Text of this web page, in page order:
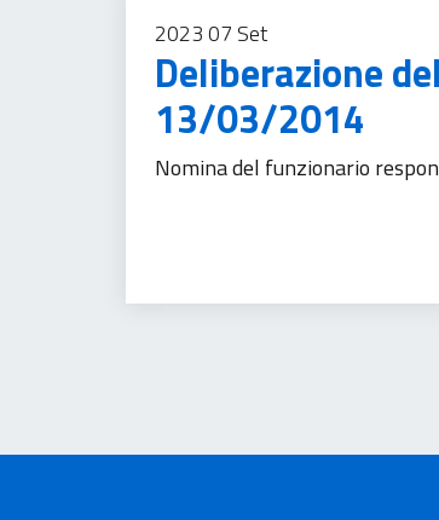
202307Set
Deliberazione
13/03/2014
Nomina del funzionario